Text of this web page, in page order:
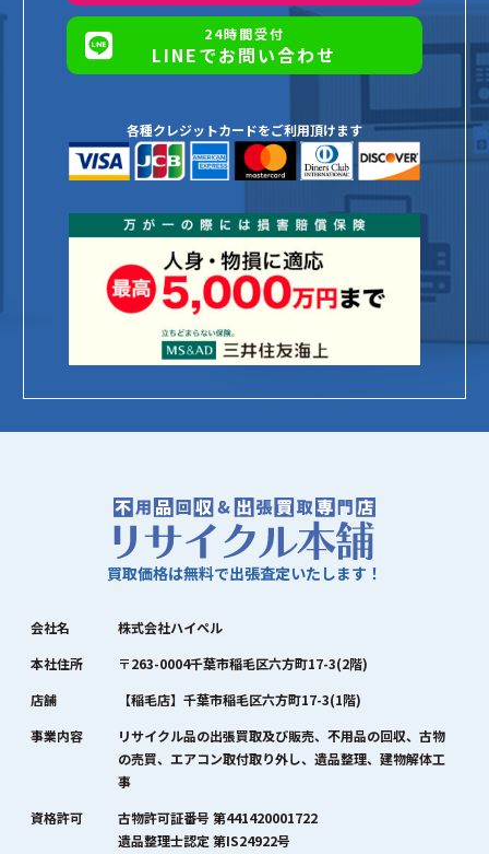
24時間受付
LINEでお問い合わせ
各種クレジットカードをご利用頂けます
買取価格は無料で出張査定いたします！
会社名
株式会社ハイペル
本社住所
〒263-0004千葉市稲毛区六方町17-3(2階)
店舗
【稲毛店】千葉市稲毛区六方町17-3(1階)
事業内容
リサイクル品の出張買取及び販売、不用品の回収、古物
の売買、エアコン取付取り外し、遺品整理、建物解体工
事
資格許可
古物許可証番号 第441420001722
遺品整理士認定 第IS24922号